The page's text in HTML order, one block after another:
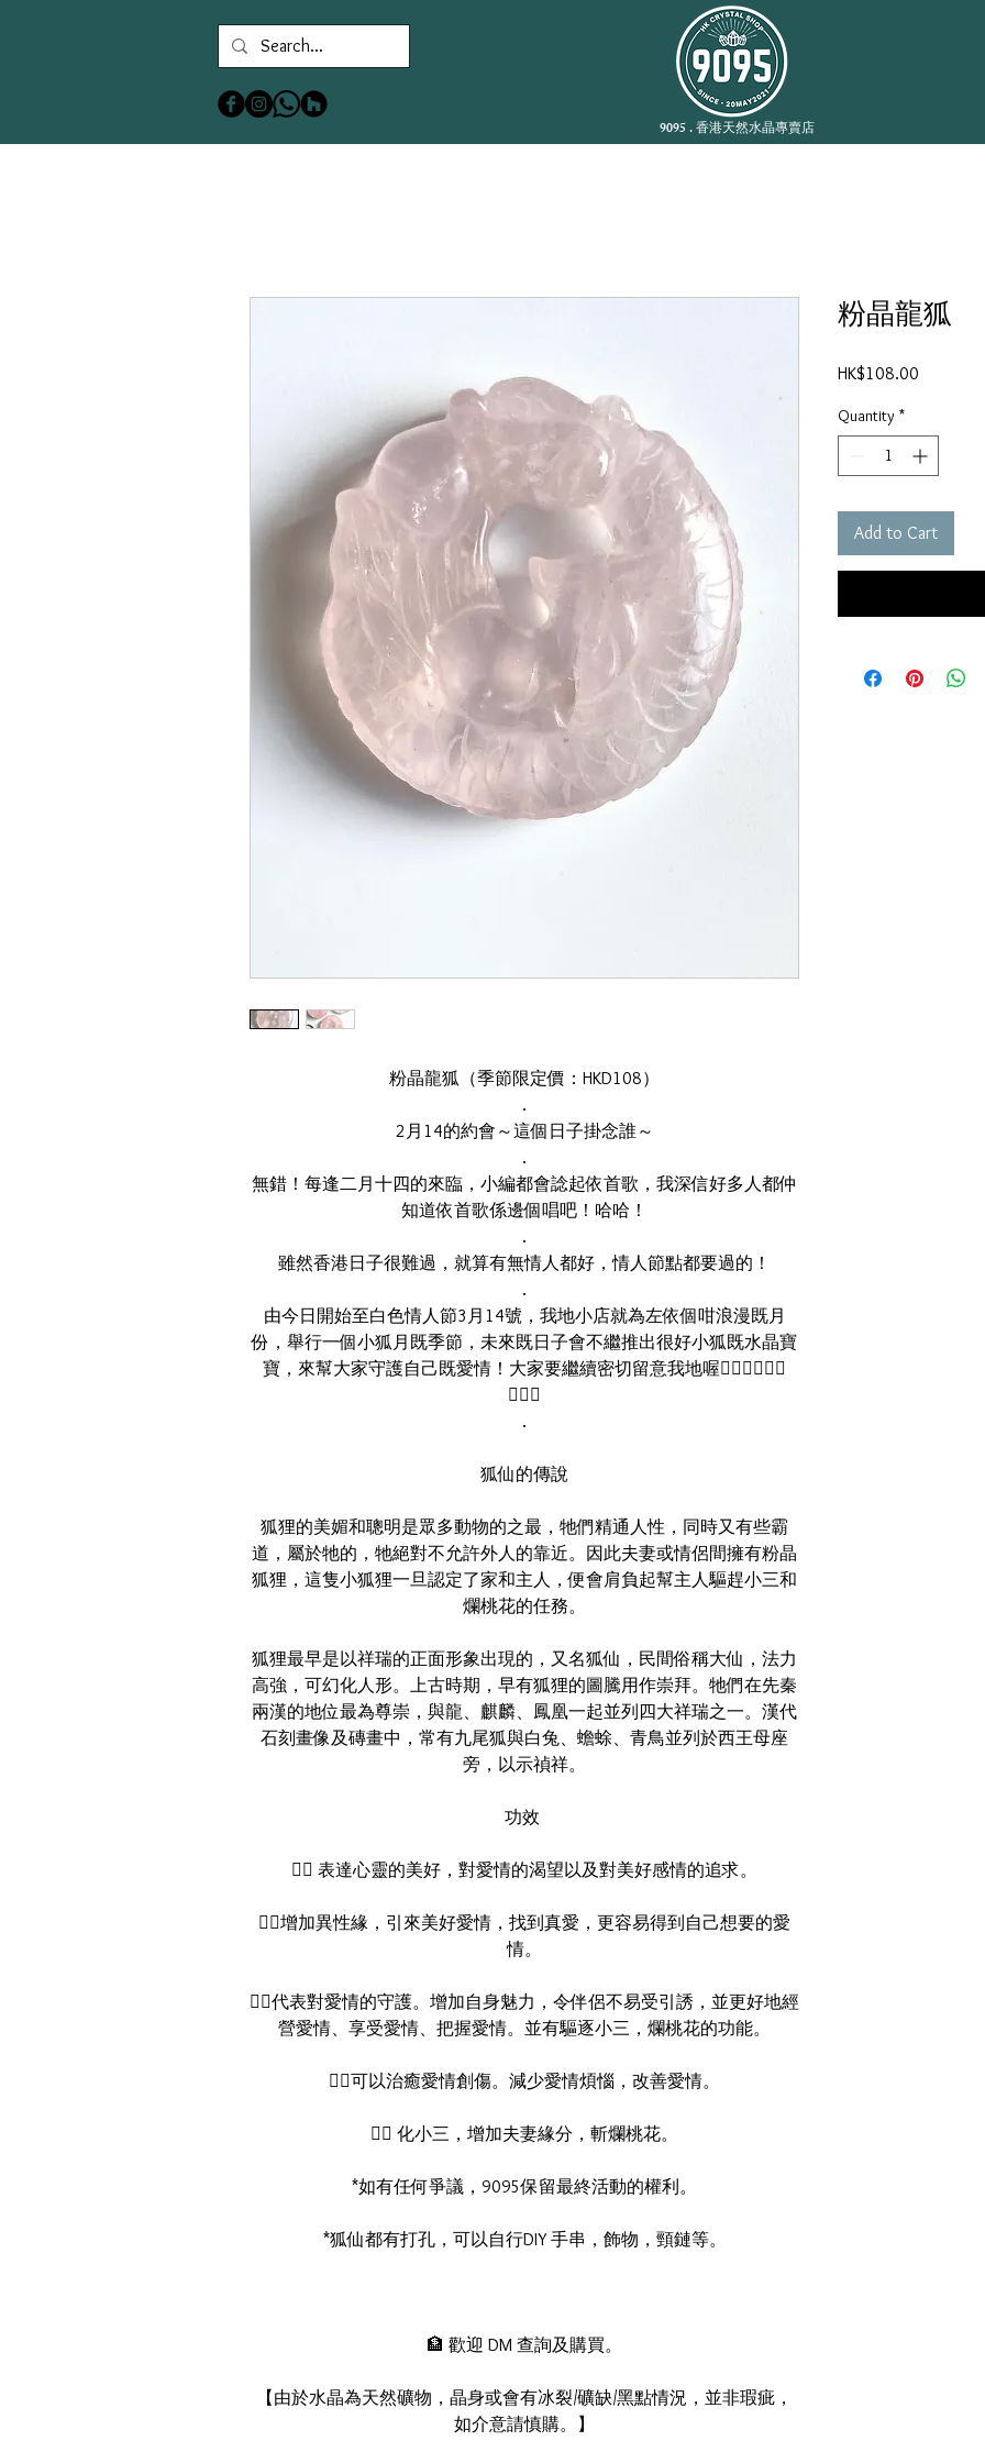
9095 . 香港天然水晶專賣店
粉晶龍狐（季節限定價：HKD108）
.
2月14的約會～這個日子掛念誰～
.
無錯！每逢二月十四的來臨，小編都會諗起依首歌，我深信好多人都仲
知道依首歌係邊個唱吧！哈哈！
.
雖然香港日子很難過，就算有無情人都好，情人節點都要過的！
.
由今日開始至白色情人節3月14號，我地小店就為左依個咁浪漫既月
份，舉行一個小狐月既季節，未來既日子會不繼推出很好小狐既水晶寶
寶，來幫大家守護自己既愛情！大家要繼續密切留意我地喔🙆🏻‍♂️🙆🏻‍♂️
🙆🏻‍♂️
.
狐仙的傳說
狐狸的美媚和聰明是眾多動物的之最，牠們精通人性，同時又有些霸
道，屬於牠的，牠絕對不允許外人的靠近。因此夫妻或情侶間擁有粉晶
狐狸，這隻小狐狸一旦認定了家和主人，便會肩負起幫主人驅趕小三和
爛桃花的任務。
狐狸最早是以祥瑞的正面形象出現的，又名狐仙，民間俗稱大仙，法力
高強，可幻化人形。上古時期，早有狐狸的圖騰用作崇拜。牠們在先秦
兩漢的地位最為尊崇，與龍、麒麟、鳳凰一起並列四大祥瑞之一。漢代
石刻畫像及磚畫中，常有九尾狐與白兔、蟾蜍、青鳥並列於西王母座
旁，以示禎祥。
功效
👉🏻 表達心靈的美好，對愛情的渴望以及對美好感情的追求。
👉🏻增加異性緣，引來美好愛情，找到真愛，更容易得到自己想要的愛
情。
👉🏻代表對愛情的守護。增加自身魅力，令伴侶不易受引誘，並更好地經
營愛情、享受愛情、把握愛情。並有驅逐小三，爛桃花的功能。
👉🏻可以治癒愛情創傷。減少愛情煩惱，改善愛情。
👉🏻 化小三，增加夫妻緣分，斬爛桃花。
*如有任何爭議，9095保留最終活動的權利。
*狐仙都有打孔，可以自行DIY 手串，飾物，頸鏈等。
🏦 歡迎 DM 查詢及購買。
【由於水晶為天然礦物，晶身或會有冰裂/礦缺/黑點情況，並非瑕疵，
如介意請慎購。】
粉晶龍狐
HK$108.00
Quantity *
Add to Cart